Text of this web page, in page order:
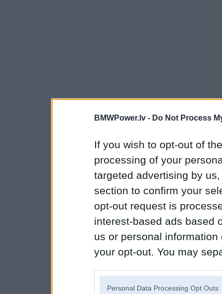
BMWPower.lv - Do Not Process
If you wish to opt-out of
processing of your
targeted advertising by
section to confirm your
opt-out request is
interest-based ads based
us or personal
your opt-out. You may
Personal Data Processing Opt Outs